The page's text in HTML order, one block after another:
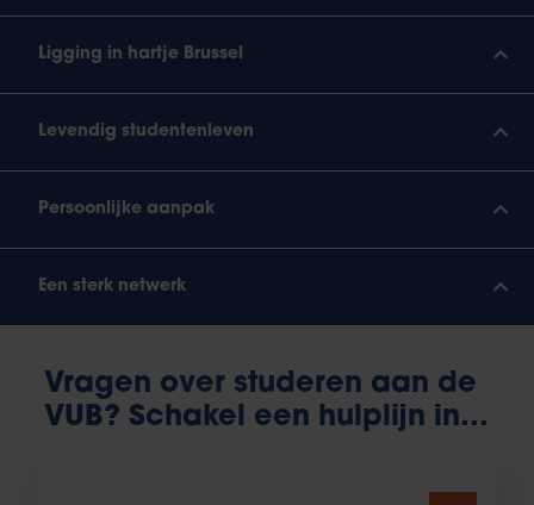
Ligging in hartje Brussel
Levendig studentenleven
Persoonlijke aanpak
Een sterk netwerk
Vragen over studeren aan de
VUB? Schakel een hulplijn in...